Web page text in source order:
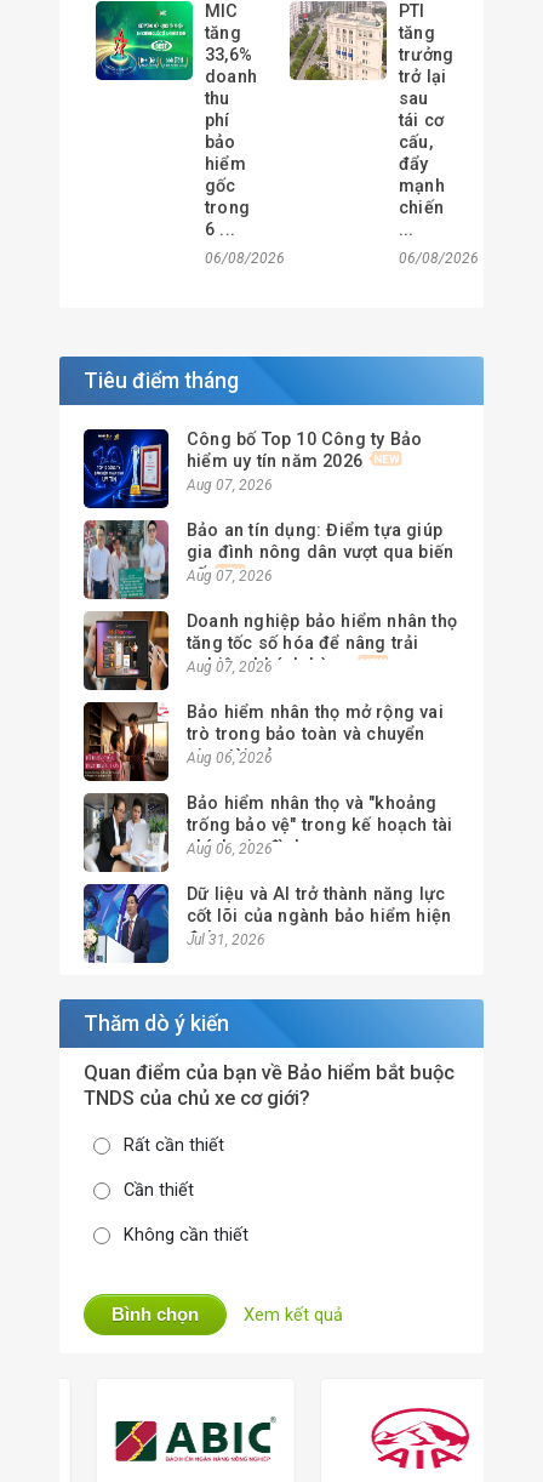
MIC
tăng
33,6%
doanh
thu
phí
bảo
hiểm
gốc
trong
6 ...
06/08/2026
PTI
tăng
trưởng
trở lại
sau
tái cơ
cấu,
đẩy
mạnh
chiến
...
06/08/2026
Tiêu điểm tháng
Công bố Top 10 Công ty Bảo
hiểm uy tín năm 2026
Aug 07, 2026
Bảo an tín dụng: Điểm tựa giúp
gia đình nông dân vượt qua biến
cố
Aug 07, 2026
Doanh nghiệp bảo hiểm nhân thọ
tăng tốc số hóa để nâng trải
nghiệm khách hàng
Aug 07, 2026
Bảo hiểm nhân thọ mở rộng vai
trò trong bảo toàn và chuyển
giao tài sản
Aug 06, 2026
Bảo hiểm nhân thọ và "khoảng
trống bảo vệ" trong kế hoạch tài
chính gia đình
Aug 06, 2026
Dữ liệu và AI trở thành năng lực
cốt lõi của ngành bảo hiểm hiện
đại
Jul 31, 2026
Thăm dò ý kiến
Quan điểm của bạn về Bảo hiểm bắt buộc
TNDS của chủ xe cơ giới?
Rất cần thiết
Cần thiết
Không cần thiết
Bình chọn Xem kết quả